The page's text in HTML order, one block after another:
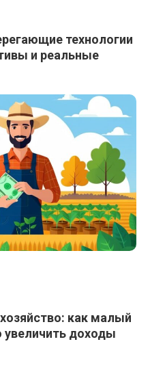
технологии
и реальные
как малый
доходы